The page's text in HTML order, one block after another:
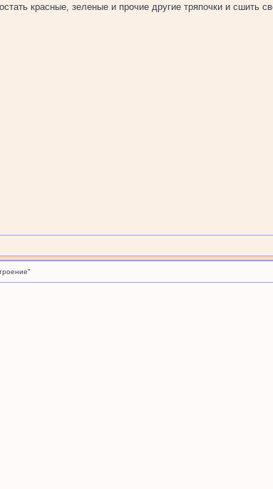
красные, зеленые и прочие другие тряпочки и сшить